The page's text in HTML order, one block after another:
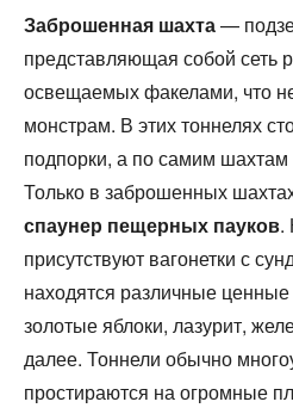
Заброшенная шахта—
представляющая собой сеть
освещаемых факелами, что
монстрам. В этих тоннелях
подпорки, а по самим
Только в заброшенных
спаунер пещерных пауков.
присутствуют вагонетки с
находятся различные
золотые яблоки, лазурит,
далее. Тоннели обычно
простираются на огромные